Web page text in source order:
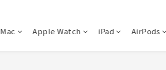
Mac Apple Watch iPad AirPods